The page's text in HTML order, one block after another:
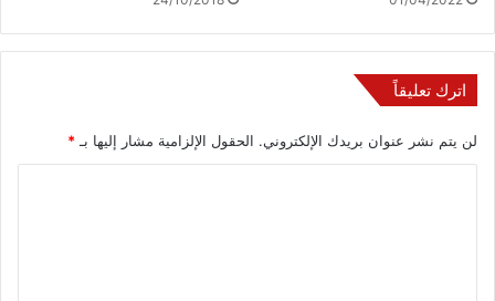
اترك تعليقاً
لن يتم نشر عنوان بريدك الإلكتروني. الحقول الإلزامية مشار إليها بـ *